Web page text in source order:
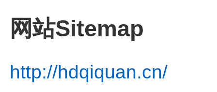
网站Sitemap
http://hdqiquan.cn/